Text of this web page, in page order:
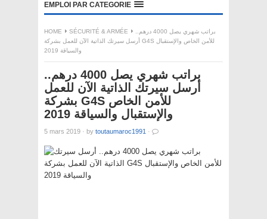
EMPLOI PAR CATEGORIE
HOME SÉCURITÉ & ARMÉE
براتب شهري يصل 4000 درهم..
أرسل سيرتك الذاتية الآن للعمل بشركة G4S للأمن الخاص والإستقبال
والسياقة 2019
براتب شهري يصل 4000 درهم..
أرسل سيرتك الذاتية الآن للعمل
بشركة G4S للأمن الخاص
والإستقبال والسياقة 2019
5 mars 2019 · by toutaumaroc1991 ·